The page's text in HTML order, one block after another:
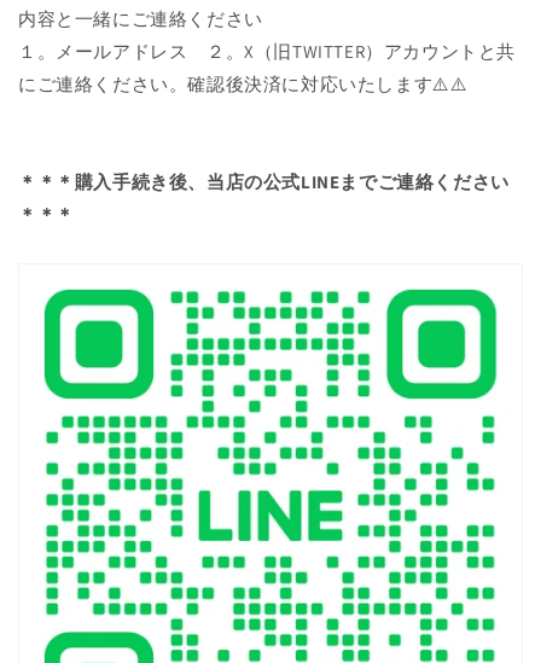
内容と一緒にご連絡ください
１。メールアドレス ２。X（旧TWITTER）アカウントと共
にご連絡ください。確認後決済に対応いたします⚠️⚠️
＊＊＊購入手続き後、当店の公式LINEまでご連絡ください
＊＊＊